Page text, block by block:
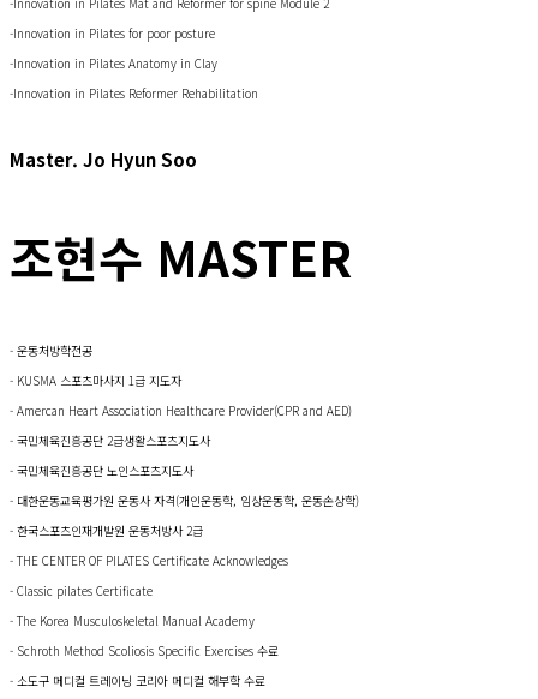
-Innovation in Pilates for poor posture
-Innovation in Pilates Anatomy in Clay
-Innovation in Pilates Reformer Rehabilitation
Master. Jo Hyun Soo
조현수 MASTER
- 운동처방학전공
- KUSMA 스포츠마사지 1급 지도자
- Amercan Heart Association Healthcare Provider(CPR and AED)
- 국민체육진흥공단 2급생활스포츠지도사
- 국민체육진흥공단 노인스포츠지도사
- 대한운동교육평가원 운동사 자격(개인운동학, 임상운동학, 운동손상학)
- 한국스포츠인재개발원 운동처방사 2급
- THE CENTER OF PILATES Certificate Acknowledges
- Classic pilates Certificate
- The Korea Musculoskeletal Manual Academy
- Schroth Method Scoliosis Specific Exercises 수료
- 소도구 메디컬 트레이닝 코리아 메디컬 해부학 수료